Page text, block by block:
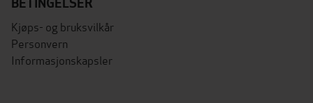
Kjøps- og bruksvilkår
Personvern
Informasjonskapsler